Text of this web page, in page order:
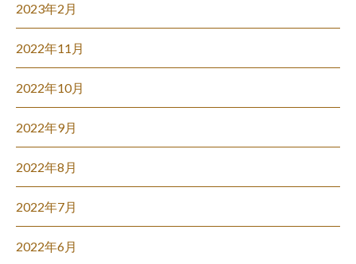
2023年2月
2022年11月
2022年10月
2022年9月
2022年8月
2022年7月
2022年6月